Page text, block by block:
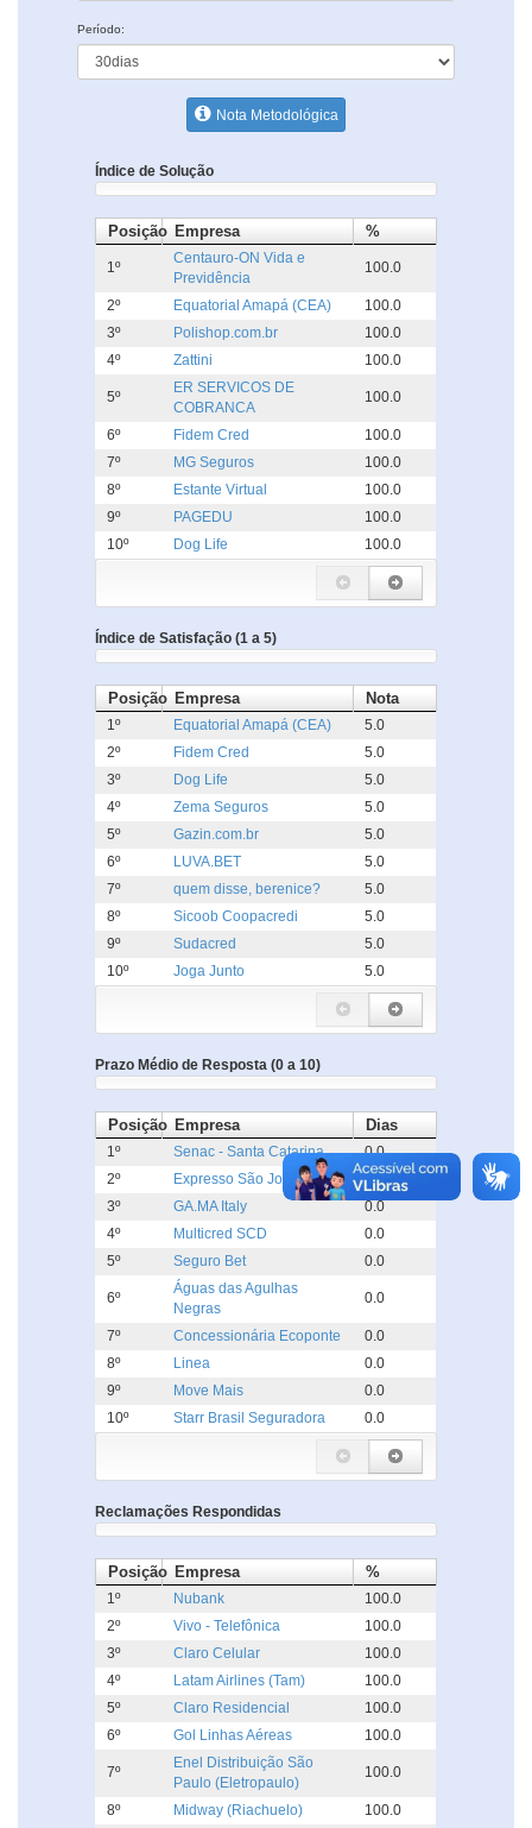
Período:
Nota Metodológica
Índice de Solução
Posição Empresa %
1º
Centauro-ON Vida e
Previdência
100.0
2º Equatorial Amapá (CEA)
100.0
3º
Polishop.com.br
100.0
4º
Zattini 100.0
5º
ER SERVICOS DE
COBRANCA
100.0
6º Fidem Cred
100.0
7º
MG Seguros
100.0
8º
Estante Virtual
100.0
9º
PAGEDU
100.0
10º
Dog Life 100.0
Índice de Satisfação (1 a 5)
Posição Empresa Nota
1º Equatorial Amapá (CEA)
5.0
2º
Fidem Cred
5.0
3º
Dog Life
5.0
4º
Zema Seguros
5.0
5º
Gazin.com.br
5.0
6º
LUVA.BET
5.0
7º
quem disse, berenice?
5.0
8º
Sicoob Coopacredi
5.0
9º
Sudacred
5.0
10º
Joga Junto 5.0
Prazo Médio de Resposta (0 a 10)
Posição Empresa Dias
1º Senac - Santa Catarina
0.0
2º
Expresso São José
0.0
3º
GA.MA Italy
0.0
4º
Multicred SCD
0.0
5º
Seguro Bet 0.0
6º
Águas das Agulhas
Negras
0.0
7º Concessionária Ecoponte
0.0
8º
Linea
0.0
9º
Move Mais
0.0
10º
Starr Brasil Seguradora 0.0
Reclamações Respondidas
Posição Empresa %
1º Nubank
100.0
2º
Vivo - Telefônica
100.0
3º
Claro Celular
100.0
4º
Latam Airlines (Tam)
100.0
5º
Claro Residencial
100.0
6º
Gol Linhas Aéreas 100.0
7º
Enel Distribuição São
Paulo (Eletropaulo)
100.0
8º Midway (Riachuelo)
100.0